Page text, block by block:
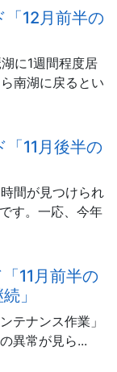
「12月前半の
に1週間程度居
南湖に戻るとい
11月後半の
間が見つけられ
す。一応、今年
11月前半の
」
テナンス作業」
異常が見ら...